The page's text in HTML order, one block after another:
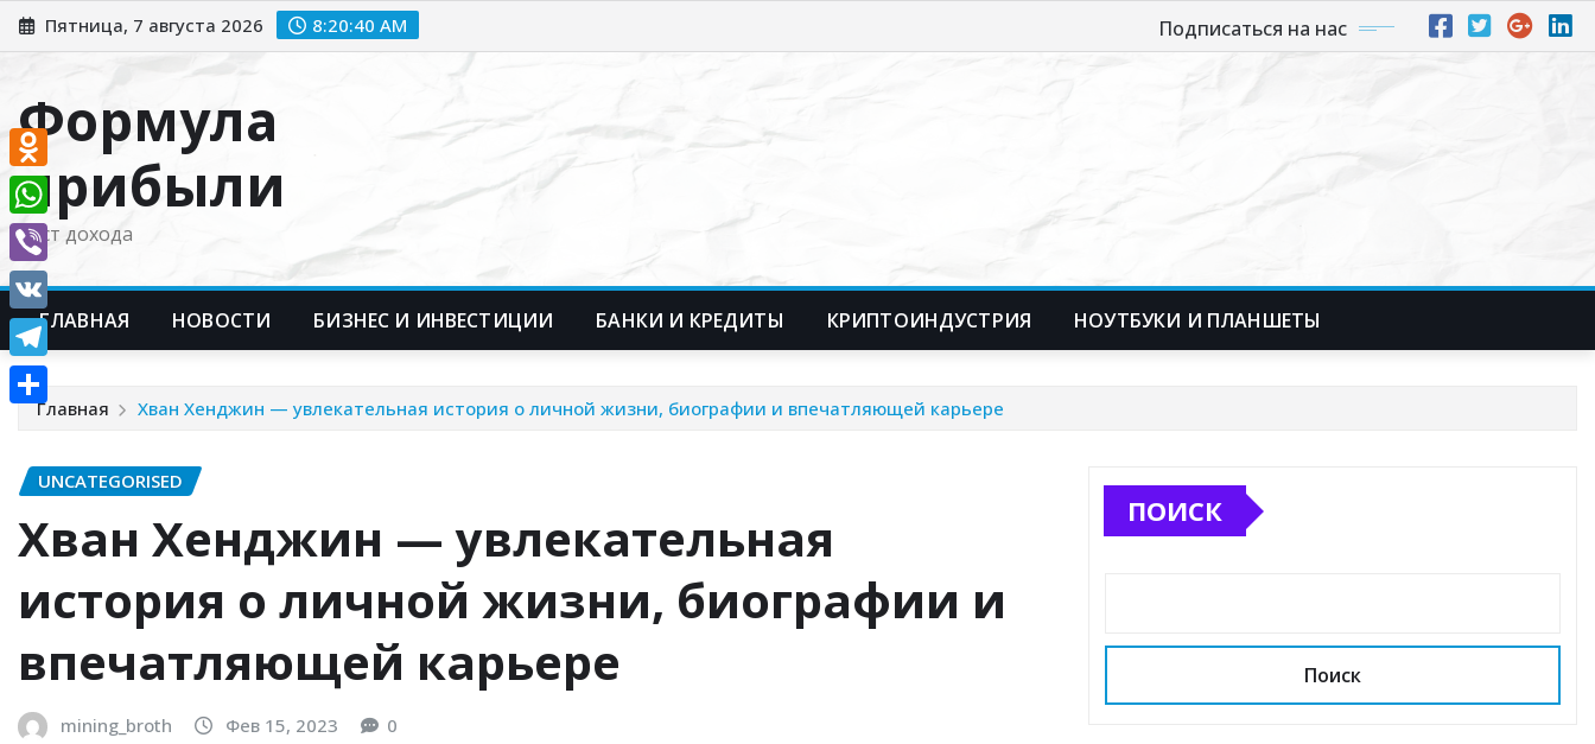
Перейти
к
Пятница, 7 августа 2026 8:20:41 AM Подписаться на нас
Формула
прибыли
Рост дохода
ГЛАВНАЯ НОВОСТИ БИЗНЕС И ИНВЕСТИЦИИ БАНКИ И КРЕДИТЫ КРИПТОИНДУСТРИЯ НОУТБУКИ И ПЛАНШЕТЫ
Главная Хван Хенджин — увлекательная история о личной жизни, биографии и впечатляющей карьере
UNCATEGORISED
Хван Хенджин — увлекательная
история о личной жизни, биографии и
впечатляющей карьере
mining_broth Фев 15, 2023 0
ПОИСК
Поиск
Odnoklassniki
WhatsApp
Viber
VK
Telegram
Отправить